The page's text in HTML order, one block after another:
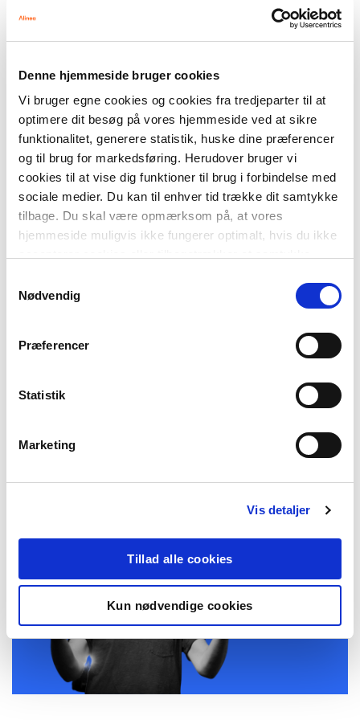
Denne hjemmeside bruger cookies
Vi bruger egne cookies og cookies fra tredjeparter til at
optimere dit besøg på vores hjemmeside ved at sikre
funktionalitet, generere statistik, huske dine præferencer
og til brug for markedsføring. Herudover bruger vi
cookies til at vise dig funktioner til brug i forbindelse med
sociale medier. Du kan til enhver tid trække dit samtykke
tilbage. Du skal være opmærksom på, at vores
hjemmeside muligvis ikke fungerer optimalt, hvis du ikke
Nødvendig
Præferencer
Statistik
Marketing
Vis detaljer
Tillad alle cookies
Kun nødvendige cookies
GRUNDSYSTEM | 10. KLASSE
MAT 10
MAT 10 er et helt nyt grundsystem til matematik i
10. klasse, som er målrettet elevgrupper med stor
faglig spredning. Eleverne arbejder
Alt for mange elever taber interessen for
matematik før, de overhovedet er kommet i gang.
Ifølge Jo Røislien – kendt, norsk statistikprofessor –
skal vi stoppe med at servere tørre PowerPoints og